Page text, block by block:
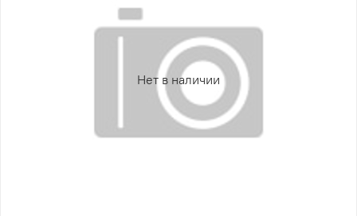
Нет в наличии